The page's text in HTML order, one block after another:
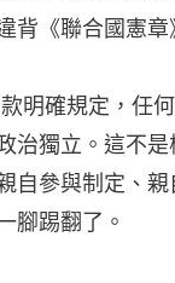
背《聯合國憲章
明確規定，任
治獨立。這不
自參與制定、
腳踢翻了。